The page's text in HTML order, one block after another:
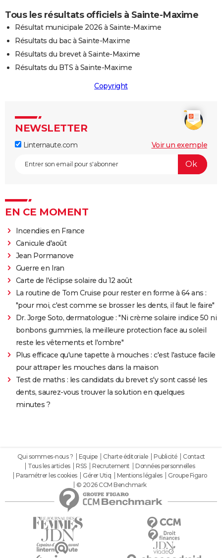
Tous les résultats officiels à Sainte-Maxime
Résultat municipale 2026 à Sainte-Maxime
Résultats du bac à Sainte-Maxime
Résultats du brevet à Sainte-Maxime
Résultats du BTS à Sainte-Maxime
Copyright
NEWSLETTER
Linternaute.com Voir un exemple
EN CE MOMENT
Incendies en France
Canicule d'août
Jean Pormanove
Guerre en Iran
Carte de l'éclipse solaire du 12 août
La routine de Tom Cruise pour rester en forme à 64 ans :
"pour moi, c'est comme se brosser les dents, il faut le faire"
Dr. Jorge Soto, dermatologue : "Ni crème solaire indice 50 ni
bonbons gummies, la meilleure protection face au soleil
reste les vêtements et l'ombre"
Plus efficace qu'une tapette à mouches : c'est l'astuce facile
pour attraper les mouches dans la maison
Test de maths : les candidats du brevet s'y sont cassé les
dents, saurez-vous trouver la solution en quelques
minutes ?
Qui sommes-nous ? Equipe Charte éditoriale Publicité
Contact
Tous les articles
RSS Recrutement
Données personnelles
Paramétrer les cookies
Gérer Utiq Mentions légales
Groupe Figaro
© 2026 CCM Benchmark